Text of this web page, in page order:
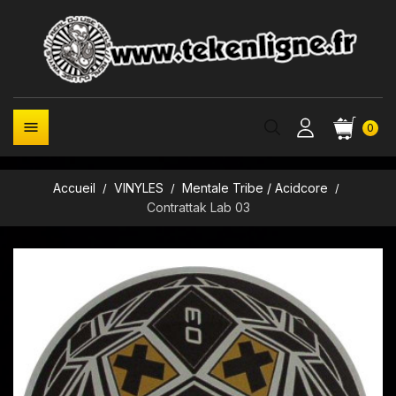
0

Accueil VINYLES
Mentale Tribe / Acidcore
Contrattak Lab 03